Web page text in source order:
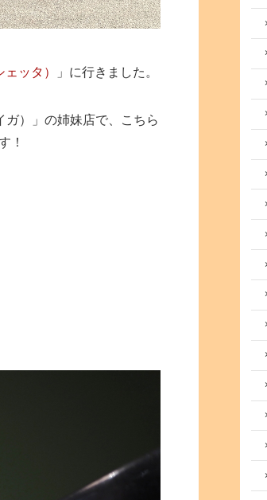
ッタ） 」に行きました。
ガ）」の姉妹店で、こちら
！